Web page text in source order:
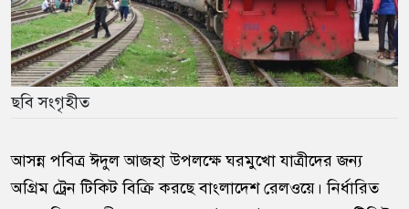
ছবি সংগৃহীত
আসন্ন পবিত্রঈদুল আজহাউপলক্ষে ঘরমুখো যাত্রীদের জন্য
অগ্রিম ট্রেন টিকিট বিক্রি করছেবাংলাদেশ রেলওয়ে। নির্ধারিত